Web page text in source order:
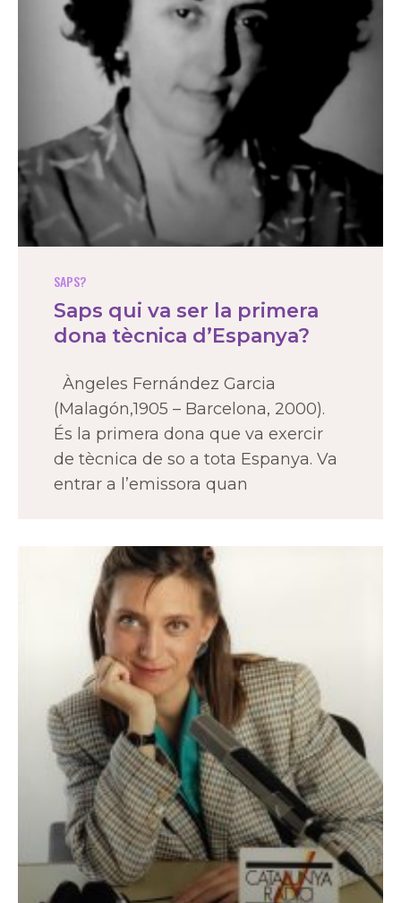
SAPS?
Saps qui va ser la primera
dona tècnica d’Espanya?
Àngeles Fernández Garcia
(Malagón,1905 – Barcelona, 2000).
És la primera dona que va exercir
de tècnica de so a tota Espanya. Va
entrar a l’emissora quan